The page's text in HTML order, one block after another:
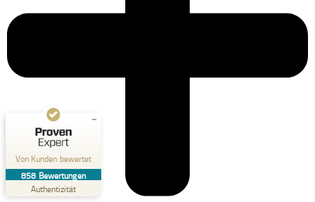
Von Kunden bewertet
858 Bewertungen
Authentizität
Dr. Kluge Seminare
4,90
/
5,00
659
Bewertungen von
anderen Quellen
Blick aufs ProvenExpert-Profil werfen